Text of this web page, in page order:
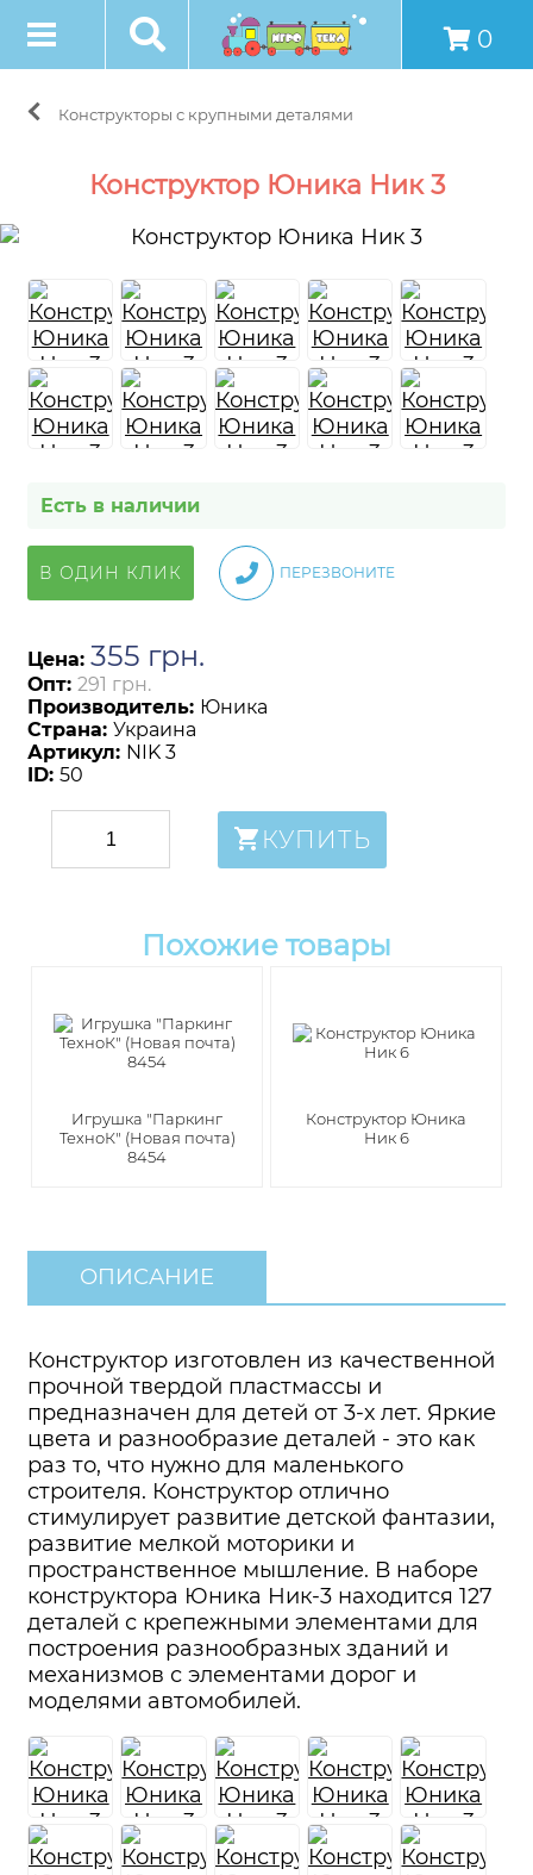
0
Конструкторы с крупными деталями
Конструктор Юника Ник 3
Есть в наличии
В ОДИН КЛИК ПЕРЕЗВОНИТЕ
Цена: 355 грн.
Опт: 291 грн.
Производитель: Юника
Страна: Украина
Артикул: NIK 3
ID: 50
КУПИТЬ
Похожие товары
Игрушка "Паркинг
ТехноК" (Новая почта)
8454
Конструктор Юника
Ник 6
ОПИСАНИЕ
Конструктор изготовлен из качественной
прочной твердой пластмассы и
предназначен для детей от 3-х лет. Яркие
цвета и разнообразие деталей - это как
раз то, что нужно для маленького
строителя. Конструктор отлично
стимулирует развитие детской фантазии,
развитие мелкой моторики и
пространственное мышление. В наборе
конструктора Юника Ник-3 находится 127
деталей с крепежными элементами для
построения разнообразных зданий и
механизмов с элементами дорог и
моделями автомобилей.